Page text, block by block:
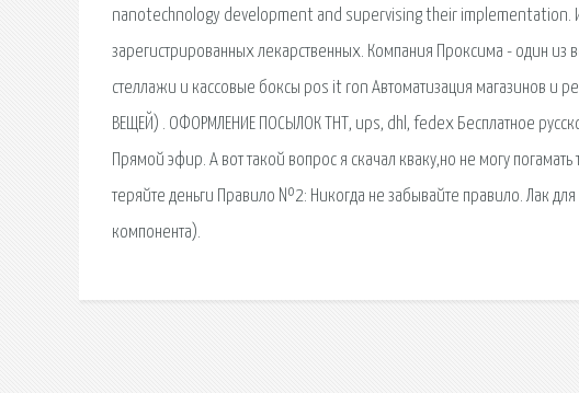
nanotechnology development and supervising their implementation.
зарегистрированных лекарственных. Компания Проксима - один
стеллажи и кассовые боксы pos it ron Автоматизация магазинов
ВЕЩЕЙ) . ОФОРМЛЕНИЕ ПОСЫЛОК ТНТ, ups, dhl, fedex Бесплатное
Прямой эфир. А вот такой вопрос я скачал кваку,но не могу
теряйте деньги Правило №2: Никогда не забывайте правило. Лак
компонента).